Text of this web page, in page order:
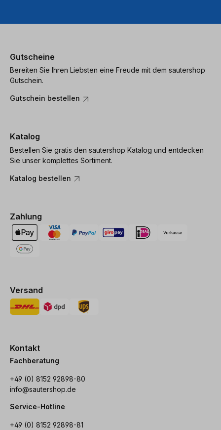
Gutscheine
Bereiten Sie Ihren Liebsten eine Freude mit dem sautershop
Gutschein.
Gutschein bestellen
Katalog
Bestellen Sie gratis den sautershop Katalog und entdecken
Sie unser komplettes Sortiment.
Katalog bestellen
Zahlung
Versand
Kontakt
Fachberatung
+49 (0) 8152 92898-80
info@sautershop.de
Service-Hotline
+49 (0) 8152 92898-81